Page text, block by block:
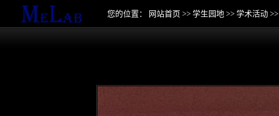
您的位置： 网站首页 >> 学生园地 >> 学术活动 >>